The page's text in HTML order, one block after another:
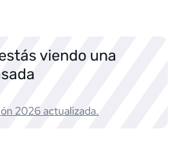
viendo una
2026 actualizada.